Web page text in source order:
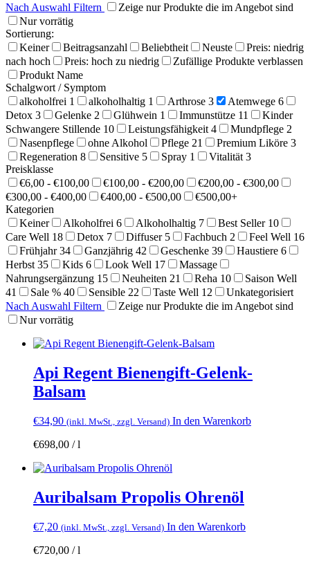
Nach Auswahl Filtern
Zeige nur Produkte die im Angebot sind
Nur vorrätig
Sortierung:
Keiner
Beitragsanzahl Beliebtheit Neuste
Preis: niedrig
nach hoch
Preis: hoch zu niedrig
Zufällige Produkte verblassen
Produkt Name
Schalgwort / Symptom
alkoholfrei 1 alkoholhaltig 1 Arthrose 3 Atemwege 6
Detox 3 Gelenke 2 Glühwein 1 Immunstütze 11
Kinder
Schwangere Stillende 10 Leistungsfähigkeit 4 Mundpflege 2
Nasenpflege
ohne Alkohol Pflege 21 Premium Liköre 3
Regeneration 8 Sensitive 5 Spray 1 Vitalität 3
Preisklasse
€6,00 - €100,00
€100,00 - €200,00
€200,00 - €300,00
€300,00 - €400,00
€400,00 - €500,00
€500,00+
Kategorien
Keiner
Alkoholfrei 6 Alkoholhaltig 7 Best Seller 10
Care Well 18 Detox 7 Diffuser 5 Fachbuch 2 Feel Well 16
Frühjahr34 Ganzjährig 42 Geschenke 39 Haustiere 6
Herbst 35 Kids 6 Look Well 17
Massage
Nahrungsergänzung 15 Neuheiten 21 Reha 10
Saison Well
41
Sale % 40 Sensible 22 Taste Well 12
Unkategorisiert
Nach Auswahl Filtern
Zeige nur Produkte die im Angebot sind
Nur vorrätig
Api Regent Bienengift-Gelenk-
Balsam
€34,90 (inkl. MwSt., zzgl. Versand) In den Warenkorb
€698,00 /l
Auribalsam Propolis Ohrenöl
€7,20 (inkl. MwSt., zzgl. Versand) In den Warenkorb
€720,00 /l